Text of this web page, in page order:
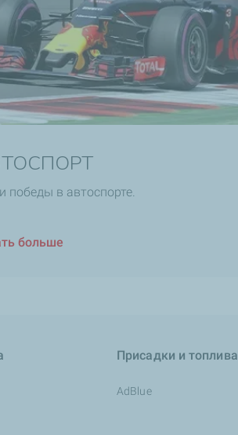
победы в автоспорте.
больше
Присадки и топлива
AdBlue